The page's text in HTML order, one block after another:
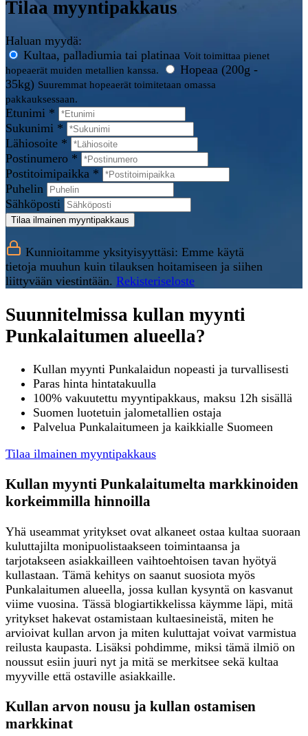
Tilaa myyntipakkaus
Haluan myydä:
Kultaa, palladiumia tai platinaa Voit toimittaa pienet
hopeaerät muiden metallien kanssa.
Hopeaa (200g -
35kg) Suuremmat hopeaerät toimitetaan omassa
pakkauksessaan.
Etunimi *
Sukunimi *
Lähiosoite *
Postinumero *
Postitoimipaikka *
Puhelin
Sähköposti
Tilaa ilmainen myyntipakkaus
Kunnioitamme yksityisyyttäsi: Emme käytä
tietoja muuhun kuin tilauksen hoitamiseen ja siihen
liittyvään viestintään. Rekisteriseloste
Suunnitelmissa kullan myynti
Punkalaitumen alueella?
Kullan myynti Punkalaidun nopeasti ja turvallisesti
Paras hinta hintatakuulla
100% vakuutettu myyntipakkaus, maksu 12h sisällä
Suomen luotetuin jalometallien ostaja
Palvelua Punkalaitumeen ja kaikkialle Suomeen
Tilaa ilmainen myyntipakkaus
Kullan myynti Punkalaitumelta markkinoiden
korkeimmilla hinnoilla
Yhä useammat yritykset ovat alkaneet ostaa kultaa suoraan
kuluttajilta monipuolistaakseen toimintaansa ja
tarjotakseen asiakkailleen vaihtoehtoisen tavan hyötyä
kullastaan. Tämä kehitys on saanut suosiota myös
Punkalaitumen alueella, jossa kullan kysyntä on kasvanut
viime vuosina. Tässä blogiartikkelissa käymme läpi, mitä
yritykset hakevat ostamistaan kultaesineistä, miten he
arvioivat kullan arvon ja miten kuluttajat voivat varmistua
reilusta kaupasta. Lisäksi pohdimme, miksi tämä ilmiö on
noussut esiin juuri nyt ja mitä se merkitsee sekä kultaa
myyville että ostaville asiakkaille.
Kullan arvon nousu ja kullan ostamisen
markkinat